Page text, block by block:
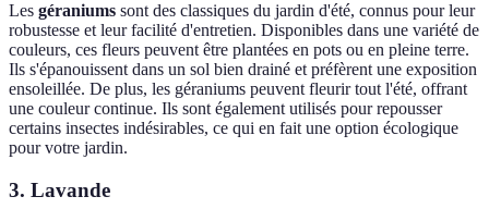
Les géraniums sont des classiques du jardin d'été, connus pour leur
robustesse et leur facilité d'entretien. Disponibles dans une variété de
couleurs, ces fleurs peuvent être plantées en pots ou en pleine terre.
Ils s'épanouissent dans un sol bien drainé et préfèrent une exposition
ensoleillée. De plus, les géraniums peuvent fleurir tout l'été, offrant
une couleur continue. Ils sont également utilisés pour repousser
certains insectes indésirables, ce qui en fait une option écologique
pour votre jardin.
3. Lavande